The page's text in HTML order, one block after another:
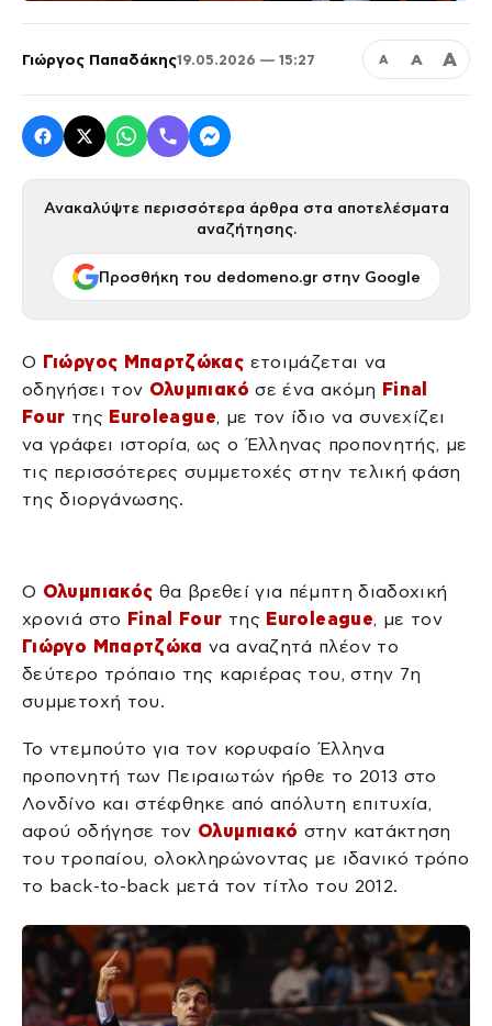
Γιώργος Παπαδάκης19.05.2026 — 15:27 Α Α Α
Ανακαλύψτε περισσότερα άρθρα στα αποτελέσματα
αναζήτησης.
Προσθήκη του dedomeno.gr στην Google
Ο Γιώργος Μπαρτζώκας ετοιμάζεται να
οδηγήσει τον Ολυμπιακό σε ένα ακόμη Final
Four της Euroleague, με τον ίδιο να συνεχίζει
να γράφει ιστορία, ως ο Έλληνας προπονητής, με
τις περισσότερες συμμετοχές στην τελική φάση
της διοργάνωσης.
Ο Ολυμπιακός θα βρεθεί για πέμπτη διαδοχική
χρονιά στο Final Four της Euroleague, με τον
Γιώργο Μπαρτζώκα να αναζητά πλέον το
δεύτερο τρόπαιο της καριέρας του, στην 7η
συμμετοχή του.
Το ντεμπούτο για τον κορυφαίο Έλληνα
προπονητή των Πειραιωτών ήρθε το 2013 στο
Λονδίνο και στέφθηκε από απόλυτη επιτυχία,
αφού οδήγησε τον Ολυμπιακό στην κατάκτηση
του τροπαίου, ολοκληρώνοντας με ιδανικό τρόπο
το back-to-back μετά τον τίτλο του 2012.